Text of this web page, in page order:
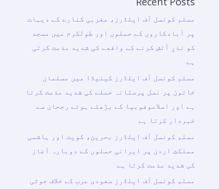
مسلم کونسل آف ایلڈرز، مغربی کنارے کے دیہات
پر آبادکاروں کے حملوں اور طولکرم میں مسجد
کو نذرِ آتش کرنے کے واقعے کی شدید مذمت کرتی
ہے
مسلم کونسل آف ایلڈرز کینیڈا میں مسلمان
خاتون پر نسل پرستانہ حملے کی شدید مذمت کرتا
ہے اور اسلاموفوبیا کے بڑھتے ہوئے رجحان سے
خبردار کرتا ہے
مسلم کونسل آف ایلڈرز بحرین، کویت اور ہاشمی
مملکتِ اردن پر ایرانی حملوں کے دوبارہ آغاز
کی شدید مذمت کرتا ہے
مسلم کونسل آف ایلڈرز سعودی عرب کے خلاف حوثی